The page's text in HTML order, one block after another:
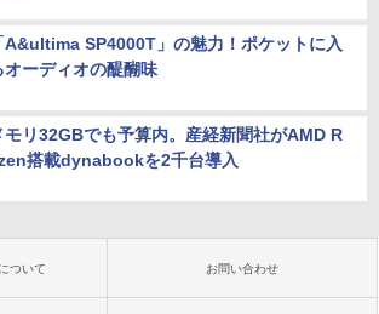
A&ultima SP4000T」の魅力！ポケットに入
オーディオの醍醐味
モリ32GBでも予算内。産経新聞社がAMD R
搭載dynabookを2千台導入
ついて お問い合わせ